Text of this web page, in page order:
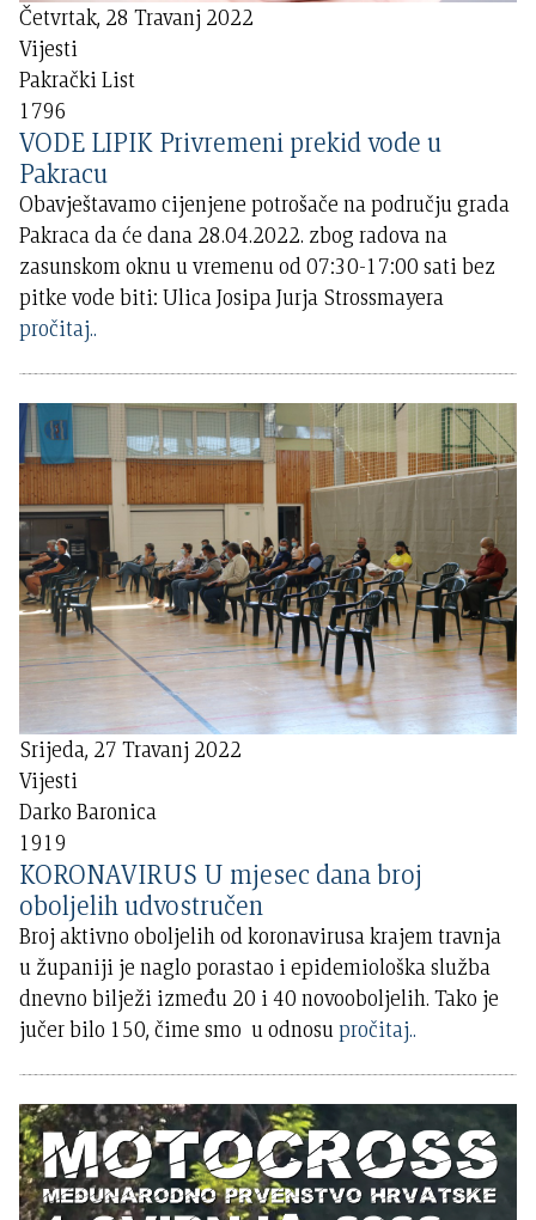
Četvrtak, 28 Travanj 2022
Vijesti
Pakrački List
1796
VODE LIPIK Privremeni prekid vode u
Pakracu
Obavještavamo cijenjene potrošače na području grada
Pakraca da će dana 28.04.2022. zbog radova na
zasunskom oknu u vremenu od 07:30-17:00 sati bez
pitke vode biti: Ulica Josipa Jurja Strossmayera
pročitaj..
Srijeda, 27 Travanj 2022
Vijesti
Darko Baronica
1919
KORONAVIRUS U mjesec dana broj
oboljelih udvostručen
Broj aktivno oboljelih od koronavirusa krajem travnja
u županiji je naglo porastao i epidemiološka služba
dnevno bilježi između 20 i 40 novooboljelih. Tako je
jučer bilo 150, čime smo u odnosupročitaj..